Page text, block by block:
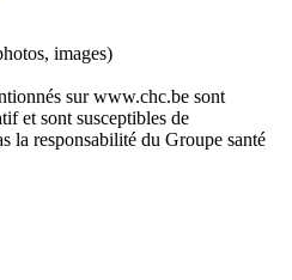
images)
sur www.chc.be sont
et sont susceptibles de
la responsabilité du Groupe santé